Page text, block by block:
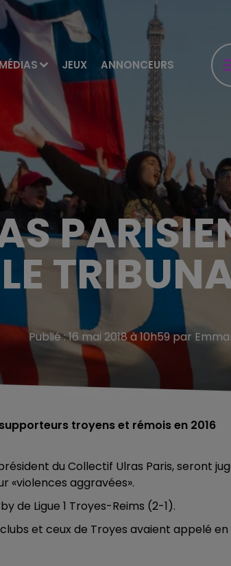
JEUX ANNONCEURS
Publié : 16 mai 2018 à 10h59 par
troyens et rémois en 2016
du Collectif Ulras Paris, seront
«violences aggravées».
de Ligue 1 Troyes-Reims (2-1).
et ceux de Troyes avaient appelé